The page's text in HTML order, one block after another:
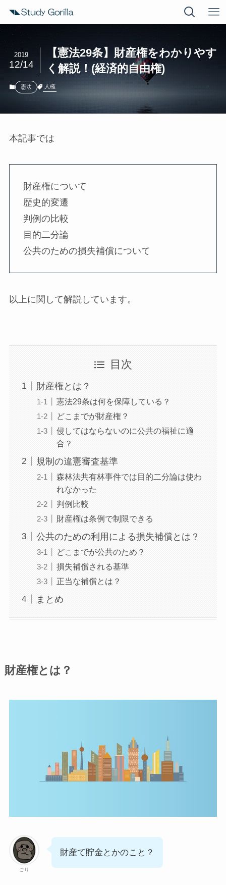
【憲法29条】財産権をわかりやす
く解説！(経済的自由権)
2019
12/14
憲法 人権
本記事では
財産権について
歴史的変遷
判例の比較
目的二分論
公共のための損失補償について
以上に関して解説しています。
目次
財産権とは？
憲法29条は何を保障している？
どこまでが財産権？
侵してはならないのに公共の福祉に適
合？
規制の違憲審査基準
森林法共有林事件では目的二分論は使わ
れなかった
判例比較
財産権は条例で制限できる
公共のための利用による損失補償とは？
どこまでが公共のため？
損失補償される基準
正当な補償とは？
まとめ
財産権とは？
ごり
財産て貯金とかのこと？